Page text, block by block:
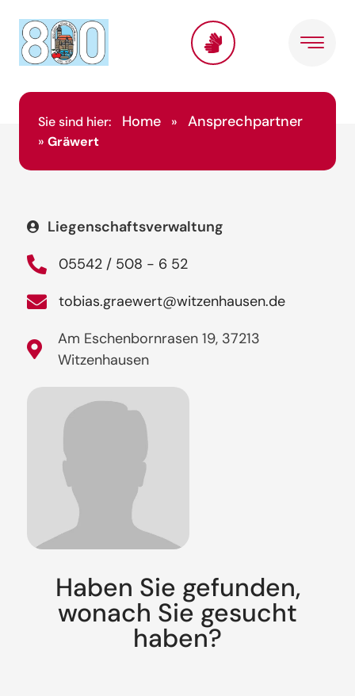
Sie sind hier: Home » Ansprechpartner
» Gräwert
Liegenschaftsverwaltung
05542 / 508 - 6 52
tobias.graewert@witzenhausen.de
Am Eschenbornrasen 19, 37213
Witzenhausen
Haben Sie gefunden,
wonach Sie gesucht
haben?